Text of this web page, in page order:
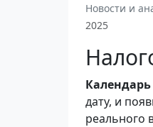
Новости и
2025
Календарь
дату, и
реального